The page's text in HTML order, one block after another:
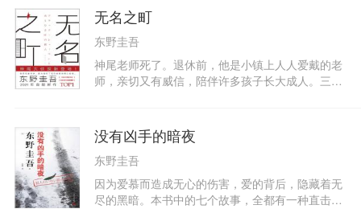
被爱浸泡的标本，一个满载希望的容器。我唯独不
是我自己。十二岁那年，妈妈也去世了。我们的五
口之家，现在只有我和爸爸两个人了。我越来越讨
厌他看我的眼神，既像是害怕，又像是顾忌什么，
令我满心烦躁。一天下午，两个刑警来到我家。我
突然好害怕：不会是爸爸出事了吧？——你曾想
无名之町
东野圭吾
神尾老师死了。退休前，他是小镇上人人爱戴的老
师，亲切又有威信，陪伴许多孩子长大成人。三周
被杀害，尸体被上门拜访的学生发现。同学聚会当
天，在以前上课的教室里，活跃于各行各业的学生
们坐在了一起：银行职员、居酒屋老板、IT公司社
长、人气漫画家……只听哗啦一声，教室的前门开
了。门口站着的，是已经死去的神尾老师。
没有凶手的暗夜
东野圭吾
因为爱慕而造成无心的伤害，爱的背后，隐藏着无
尽的黑暗。本书中的七个故事，全都有一种直击人